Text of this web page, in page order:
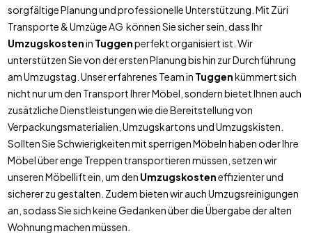
sorgfältige Planung und professionelle Unterstützung. Mit Züri
Transporte & Umzüge AG können Sie sicher sein, dass Ihr
Umzugskostenin Tuggenperfekt organisiert ist. Wir
unterstützen Sie von der ersten Planung bis hin zur Durchführung
am Umzugstag. Unser erfahrenes Team in Tuggenkümmert sich
nicht nur um den Transport Ihrer Möbel, sondern bietet Ihnen auch
zusätzliche Dienstleistungen wie die Bereitstellung von
Verpackungsmaterialien, Umzugskartons und Umzugskisten.
Sollten Sie Schwierigkeiten mit sperrigen Möbeln haben oder Ihre
Möbel über enge Treppen transportieren müssen, setzen wir
unseren Möbellift ein, um den Umzugskosteneffizienter und
sicherer zu gestalten. Zudem bieten wir auch Umzugsreinigungen
an, sodass Sie sich keine Gedanken über die Übergabe der alten
Wohnung machen müssen.